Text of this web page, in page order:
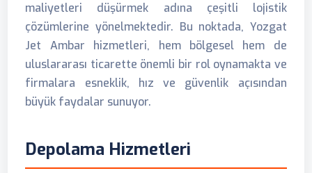
maliyetleri düşürmek adına çeşitli lojistik
çözümlerine yönelmektedir. Bu noktada, Yozgat
Jet Ambar hizmetleri, hem bölgesel hem de
uluslararası ticarette önemli bir rol oynamakta ve
firmalara esneklik, hız ve güvenlik açısından
büyük faydalar sunuyor.
Depolama Hizmetleri